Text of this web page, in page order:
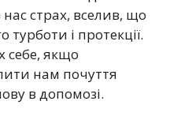
страх, вселив, що
і протекції.
себе, якщо
нам почуття
в допомозі.